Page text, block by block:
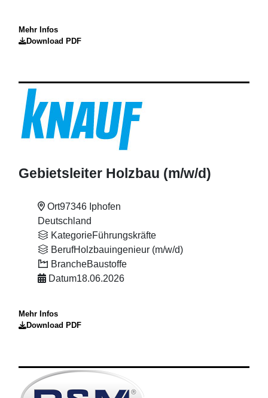
Mehr Infos
Download PDF
Gebietsleiter Holzbau (m/w/d)
Ort97346 Iphofen
Deutschland
KategorieFührungskräfte
BerufHolzbauingenieur (m/w/d)
BrancheBaustoffe
Datum18.06.2026
Mehr Infos
Download PDF